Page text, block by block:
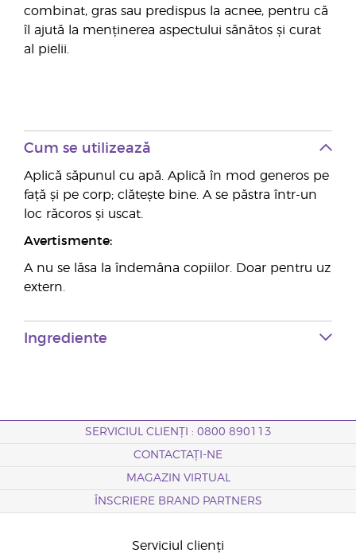
combinat, gras sau predispus la acnee, pentru că
îl ajută la menținerea aspectului sănătos și curat
al pielii.
Cum se utilizează
Aplică săpunul cu apă. Aplică în mod generos pe
față și pe corp; clătește bine. A se păstra într-un
loc răcoros și uscat.
Avertismente:
A nu se lăsa la îndemâna copiilor. Doar pentru uz
extern.
Ingrediente
SERVICIUL CLIENȚI : 0800 890113
CONTACTAȚI-NE
MAGAZIN VIRTUAL
ÎNSCRIERE BRAND PARTNERS
Serviciul clienți